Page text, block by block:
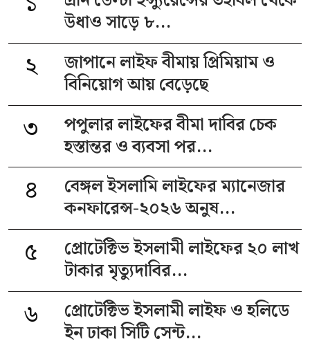
উধাও সাড়ে ৮...
২
জাপানে লাইফ বীমায় প্রিমিয়াম ও
বিনিয়োগ আয় বেড়েছে
৩
পপুলার লাইফের বীমা দাবির চেক
হস্তান্তর ও ব্যবসা পর...
৪
বেঙ্গল ইসলামি লাইফের ম্যানেজার
কনফারেন্স-২০২৬ অনুষ...
৫
প্রোটেক্টিভ ইসলামী লাইফের ২০ লাখ
টাকার মৃত্যুদাবির...
৬
প্রোটেক্টিভ ইসলামী লাইফ ও হলিডে
ইন ঢাকা সিটি সেন্ট...